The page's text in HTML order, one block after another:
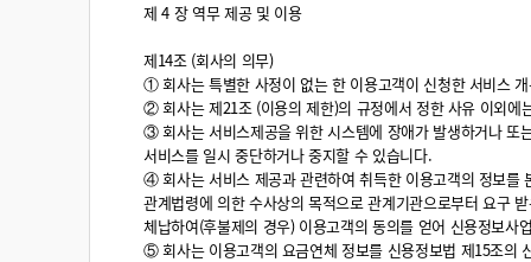
제 4 장 역무 제공 및 이용
제14조 (회사의 의무)
① 회사는 특별한 사정이 없는 한 이용고객이 신청한 서비스
② 회사는 제21조 (이용의 제한)의 규정에서 정한 사유 이외에
③ 회사는 서비스제공을 위한 시스템에 장애가 발생하거나 또
서비스를 일시 중단하거나 중지할 수 있습니다.
④ 회사는 서비스 제공과 관련하여 취득한 이용고객의 정보를
관계법령에 의한 수사상의 목적으로 관계기관으로부터 요구
체납하여(후불제의 경우) 이용고객의 동의를 얻어 신용정보
⑤ 회사는 이용고객의 요금연체 정보를 신용정보법 제15조의